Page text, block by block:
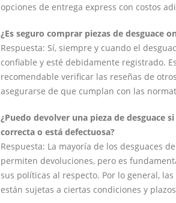
opciones de entrega express con costos
¿Es seguro comprar piezas de desguace
Respuesta: Sí, siempre y cuando el
confiable y esté debidamente registrado. Es
recomendable verificar las reseñas de
asegurarse de que cumplan con las
¿Puedo devolver una pieza de desguace
correcta o está defectuosa?
Respuesta: La mayoría de los desguaces
permiten devoluciones, pero es
sus políticas al respecto. Por lo general,
están sujetas a ciertas condiciones y